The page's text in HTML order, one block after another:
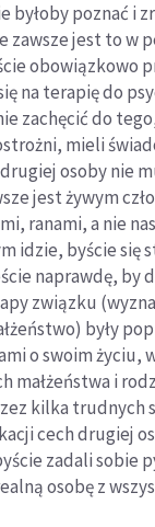
byłoby poznać i
zawsze jest to w
obowiązkowo
na terapię do
zachęcić do
mieli
osoby nie
jest żywym
ranami, a nie
idzie, byście się
naprawdę, by
związku
były
o swoim życiu,
małżeństwa i
kilka trudnych
cech drugiej
zadali sobie
osobę z